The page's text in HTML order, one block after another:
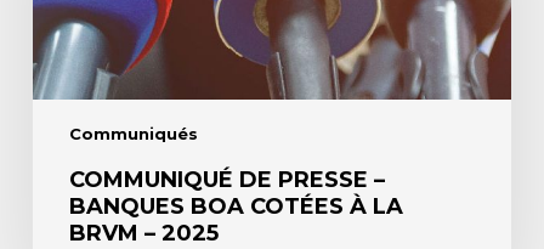
Communiqués
BRVM
–
COMMUNIQUÉ DE PRESSE –
BANQUES BOA COTÉES À LA
BRVM – 2025